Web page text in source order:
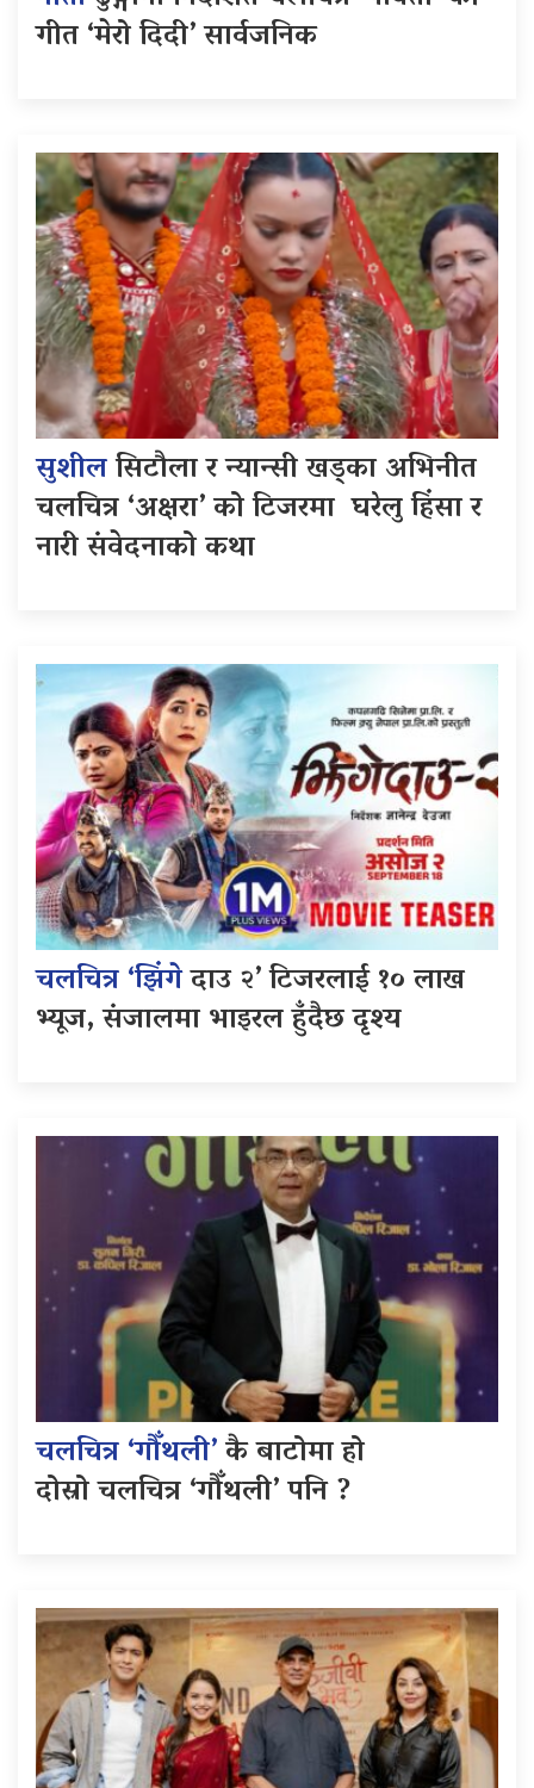
गीत ‘मेरो दिदी’ सार्वजनिक
सुशीलसिटौला र न्यान्सी खड्का अभिनीत
चलचित्र ‘अक्षरा’ को टिजरमा घरेलु हिंसा र
नारी संवेदनाको कथा
चलचित्र ‘झिंगेदाउ २’ टिजरलाई १० लाख
भ्यूज, संजालमा भाइरल हुँदैछ दृश्य
चलचित्र ‘गौँथली’कै बाटोमा हो
दोस्रो चलचित्र ‘गौँथली’ पनि ?